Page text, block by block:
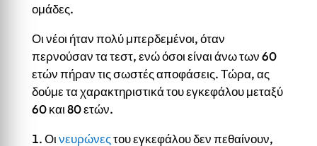
ομάδες.
Οι νέοι ήταν πολύ μπερδεμένοι, όταν
περνούσαν τα τεστ, ενώ όσοι είναι άνω των 60
ετών πήραν τις σωστές αποφάσεις. Τώρα, ας
δούμε τα χαρακτηριστικά του εγκεφάλου μεταξύ
60 και 80 ετών.
Οινευρώνεςτου εγκεφάλου δεν πεθαίνουν,